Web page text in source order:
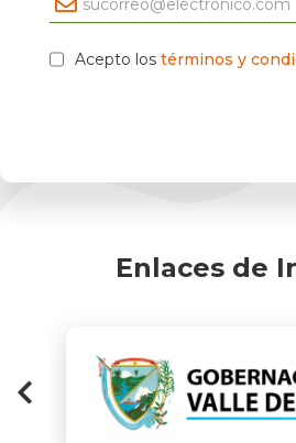
Acepto los términos y
Enlaces de